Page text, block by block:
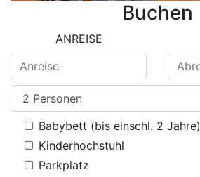
Buchen
ANREISE
Babybett (bis einschl. 2 Jahre)
Kinderhochstuhl
Parkplatz